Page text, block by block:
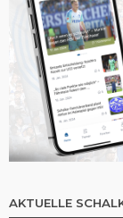
AKTUELLE